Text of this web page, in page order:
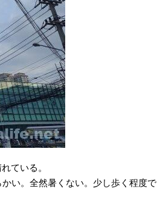
ている。
い。全然暑くない。少し歩く程度で